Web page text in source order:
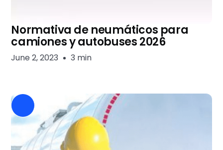
Normativa de neumáticos para
camiones y autobuses 2026
June 2, 2023 3 min